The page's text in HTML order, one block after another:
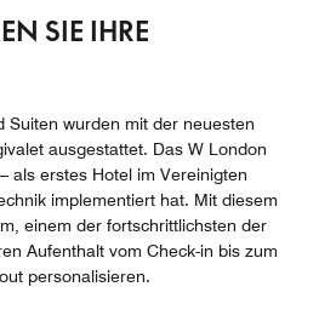
SIE IHRE
Suiten wurden mit der neuesten
ausgestattet. Das W London
als erstes Hotel im Vereinigten
implementiert hat. Mit diesem
einem der fortschrittlichsten der
Aufenthalt vom Check-in bis zum
personalisieren.